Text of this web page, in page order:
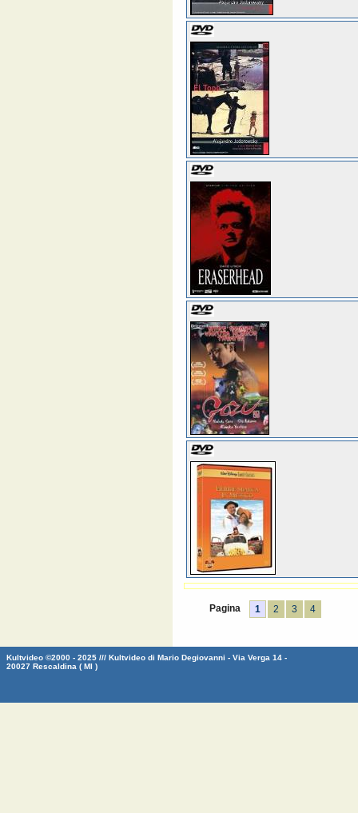
Pagina 1 2 3 4
Kultvideo ©2000 - 2025 /// Kultvideo di Mario Degiovanni - Via Verga 14 -
20027 Rescaldina ( MI )